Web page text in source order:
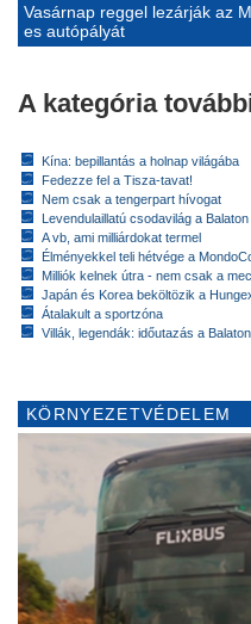
Vasárnap reggel lezárják az
es autópályát
A kategória
Kína: bepillantás a holnap világába
Fedezze fel a Tisza-tavat!
Nem csak a tengerpart hívogat
Levendulaillatú csodavilág a Balaton
A vb, ami milliárdokat termel
Élményekkel teli hétvége a
Milliók kelnek útra - nem csak a
Japán és Korea beköltözik a
Átalakult a sportzóna
Villák, legendák: időutazás a
KÖRNYEZETVÉDELEM